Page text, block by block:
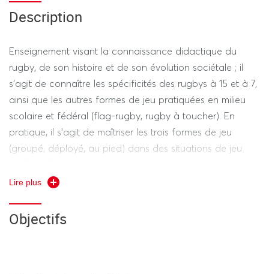
Description
Enseignement visant la connaissance didactique du
rugby, de son histoire et de son évolution sociétale ; il
s’agit de connaître les spécificités des rugbys à 15 et à 7,
ainsi que les autres formes de jeu pratiquées en milieu
scolaire et fédéral (flag-rugby, rugby à toucher). En
pratique, il s’agit de maîtriser les trois formes de jeu
(groupé, déployé, au pied) dans des situations de jeu
Lire plus
Objectifs